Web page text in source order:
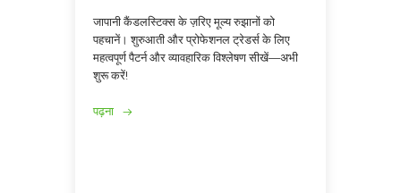
जापानी कैंडलस्टिक्स के ज़रिए मूल्य रुझानों को
पहचानें। शुरुआती और प्रोफेशनल ट्रेडर्स के लिए
महत्वपूर्ण पैटर्न और व्यावहारिक विश्लेषण सीखें—अभी
शुरू करें!
पढ़ना